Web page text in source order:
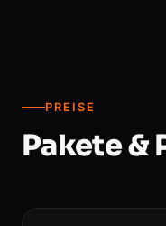
PREISE
Pakete &